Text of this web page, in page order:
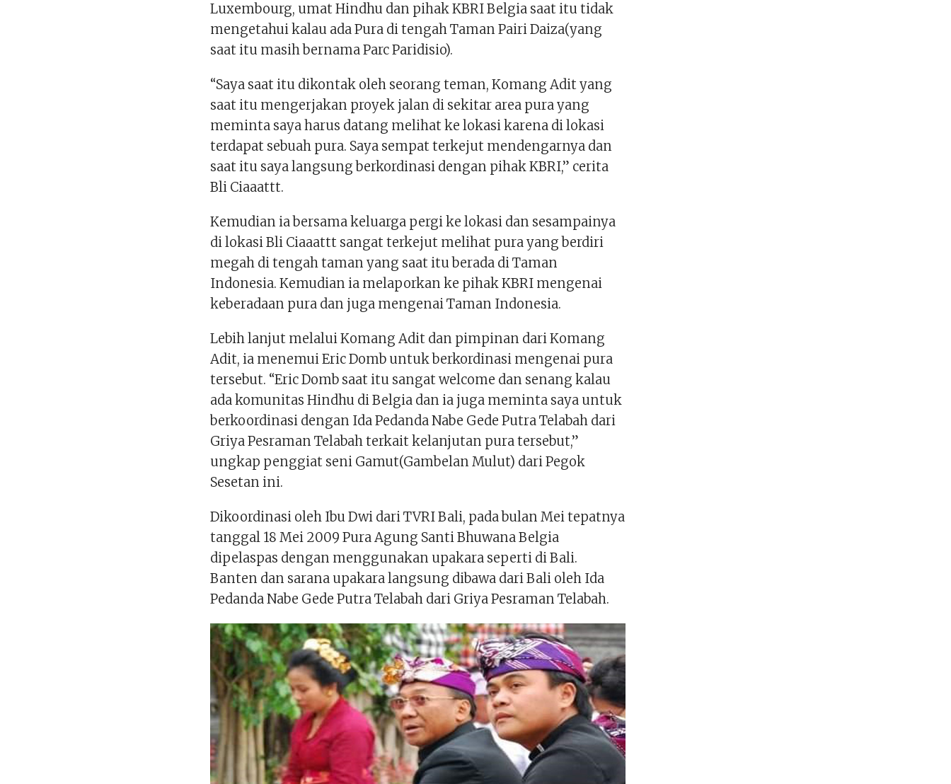
Luxembourg, umat Hindhu dan pihak KBRI Belgia saat itu tidak
mengetahui kalau ada Pura di tengah Taman Pairi Daiza(yang
saat itu masih bernama Parc Paridisio).
“Saya saat itu dikontak oleh seorang teman, Komang Adit yang
saat itu mengerjakan proyek jalan di sekitar area pura yang
meminta saya harus datang melihat ke lokasi karena di lokasi
terdapat sebuah pura. Saya sempat terkejut mendengarnya dan
saat itu saya langsung berkordinasi dengan pihak KBRI,” cerita
Bli Ciaaattt.
Kemudian ia bersama keluarga pergi ke lokasi dan sesampainya
di lokasi Bli Ciaaattt sangat terkejut melihat pura yang berdiri
megah di tengah taman yang saat itu berada di Taman
Indonesia. Kemudian ia melaporkan ke pihak KBRI mengenai
keberadaan pura dan juga mengenai Taman Indonesia.
Lebih lanjut melalui Komang Adit dan pimpinan dari Komang
Adit, ia menemui Eric Domb untuk berkordinasi mengenai pura
tersebut. “Eric Domb saat itu sangat welcome dan senang kalau
ada komunitas Hindhu di Belgia dan ia juga meminta saya untuk
berkoordinasi dengan Ida Pedanda Nabe Gede Putra Telabah dari
Griya Pesraman Telabah terkait kelanjutan pura tersebut,”
ungkap penggiat seni Gamut(Gambelan Mulut) dari Pegok
Sesetan ini.
Dikoordinasi oleh Ibu Dwi dari TVRI Bali, pada bulan Mei tepatnya
tanggal 18 Mei 2009 Pura Agung Santi Bhuwana Belgia
dipelaspas dengan menggunakan upakara seperti di Bali.
Banten dan sarana upakara langsung dibawa dari Bali oleh Ida
Pedanda Nabe Gede Putra Telabah dari Griya Pesraman Telabah.